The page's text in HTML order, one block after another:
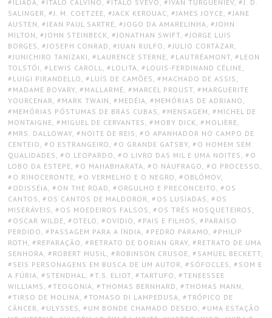
ILÍADA, ITALO CALVINO , ITALO SVEVO , IVAN TURGUÊNIEV, J. D.
SALINGER, J. M. COETZEE, JACK KEROUAC, JAMES JOYCE, JANE
AUSTEN , JEAN PAUL SARTRE, JOGO DA AMARELINHA, JOHN
MILTON , JOHN STEINBECK, JONATHAN SWIFT, JORGE LUIS
BORGES , JOSEPH CONRAD , JUAN RULFO , JULIO CORTÁZAR,
JUNICHIRO TANIZAKI , LAURENCE STERNE, LAUTRÉAMONT, LEON
TOLSTÓI , LEWIS CAROLL, LOLITA, LOUIS-FERDINAND CÉLINE,
LUIGI PIRANDELLO , LUÍS DE CAMÕES , MACHADO DE ASSIS ,
MADAME BOVARY, MALLARMÉ, MARCEL PROUST, MARGUERITE
YOURCENAR, MARK TWAIN , MEDÉIA, MEMÓRIAS DE ADRIANO ,
MEMÓRIAS PÓSTUMAS DE BRÁS CUBAS , MENSAGEM , MICHEL DE
MONTAIGNE, MIGUEL DE CERVANTES , MOBY DICK, MOLIÈRE,
MRS. DALLOWAY, NOITE DE REIS , O APANHADOR NO CAMPO DE
CENTEIO , O ESTRANGEIRO , O GRANDE GATSBY, O HOMEM SEM
QUALIDADES , O LEOPARDO , O LIVRO DAS MIL E UMA NOITES , O
LOBO DA ESTEPE, O MAHABHARATA, O NÁUFRAGO , O PROCESSO ,
O RINOCERONTE, O VERMELHO E O NEGRO , OBLÓMOV,
ODISSÉIA, ON THE ROAD , ORGULHO E PRECONCEITO , OS
CANTOS , OS CANTOS DE MALDOROR, OS LUSÍADAS , OS
MISERÁVEIS , OS MOEDEIROS FALSOS , OS TRÊS MOSQUETEIROS ,
OSCAR WILDE, OTELO , OVÍDIO , PAIS E FILHOS , PARAÍSO
PERDIDO , PASSAGEM PARA A ÍNDIA, PEDRO PÁRAMO , PHILIP
ROTH , REPARAÇÃO , RETRATO DE DORIAN GRAY, RETRATO DE UMA
SENHORA, ROBERT MUSIL, ROBINSON CRUSOE, SAMUEL BECKETT,
SEIS PERSONAGENS EM BUSCA DE UM AUTOR, SÓFOCLES , SOM E
A FÚRIA, STENDHAL, T.S. ELIOT, TARTUFO , TENEESSEE
WILLIAMS , TEOGONIA, THOMAS BERNHARD , THOMAS MANN ,
TIRSO DE MOLINA, TOMASO DI LAMPEDUSA, TRÓPICO DE
CÂNCER, ULYSSES , UM BONDE CHAMADO DESEJO , UMA ESTAÇÃO